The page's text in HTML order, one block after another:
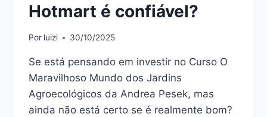
Hotmart é confiável?
Por luizi 30/10/2025
Se está pensando em investir no Curso O
Maravilhoso Mundo dos Jardins
Agroecológicos da Andrea Pesek, mas
ainda não está certo se é realmente bom?